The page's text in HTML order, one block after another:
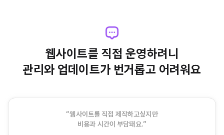
웹사이트를 직접 운영하려니
관리와 업데이트가 번거롭고 어려워요
“웹사이트를 직접 제작하고싶지만
비용과 시간이 부담돼요.”